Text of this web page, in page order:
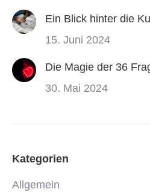
Ein Blick hinter die
15. Juni 2024
Die Magie der 36
30. Mai 2024
Kategorien
Allgemein